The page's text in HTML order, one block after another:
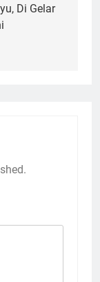
Di Gelar